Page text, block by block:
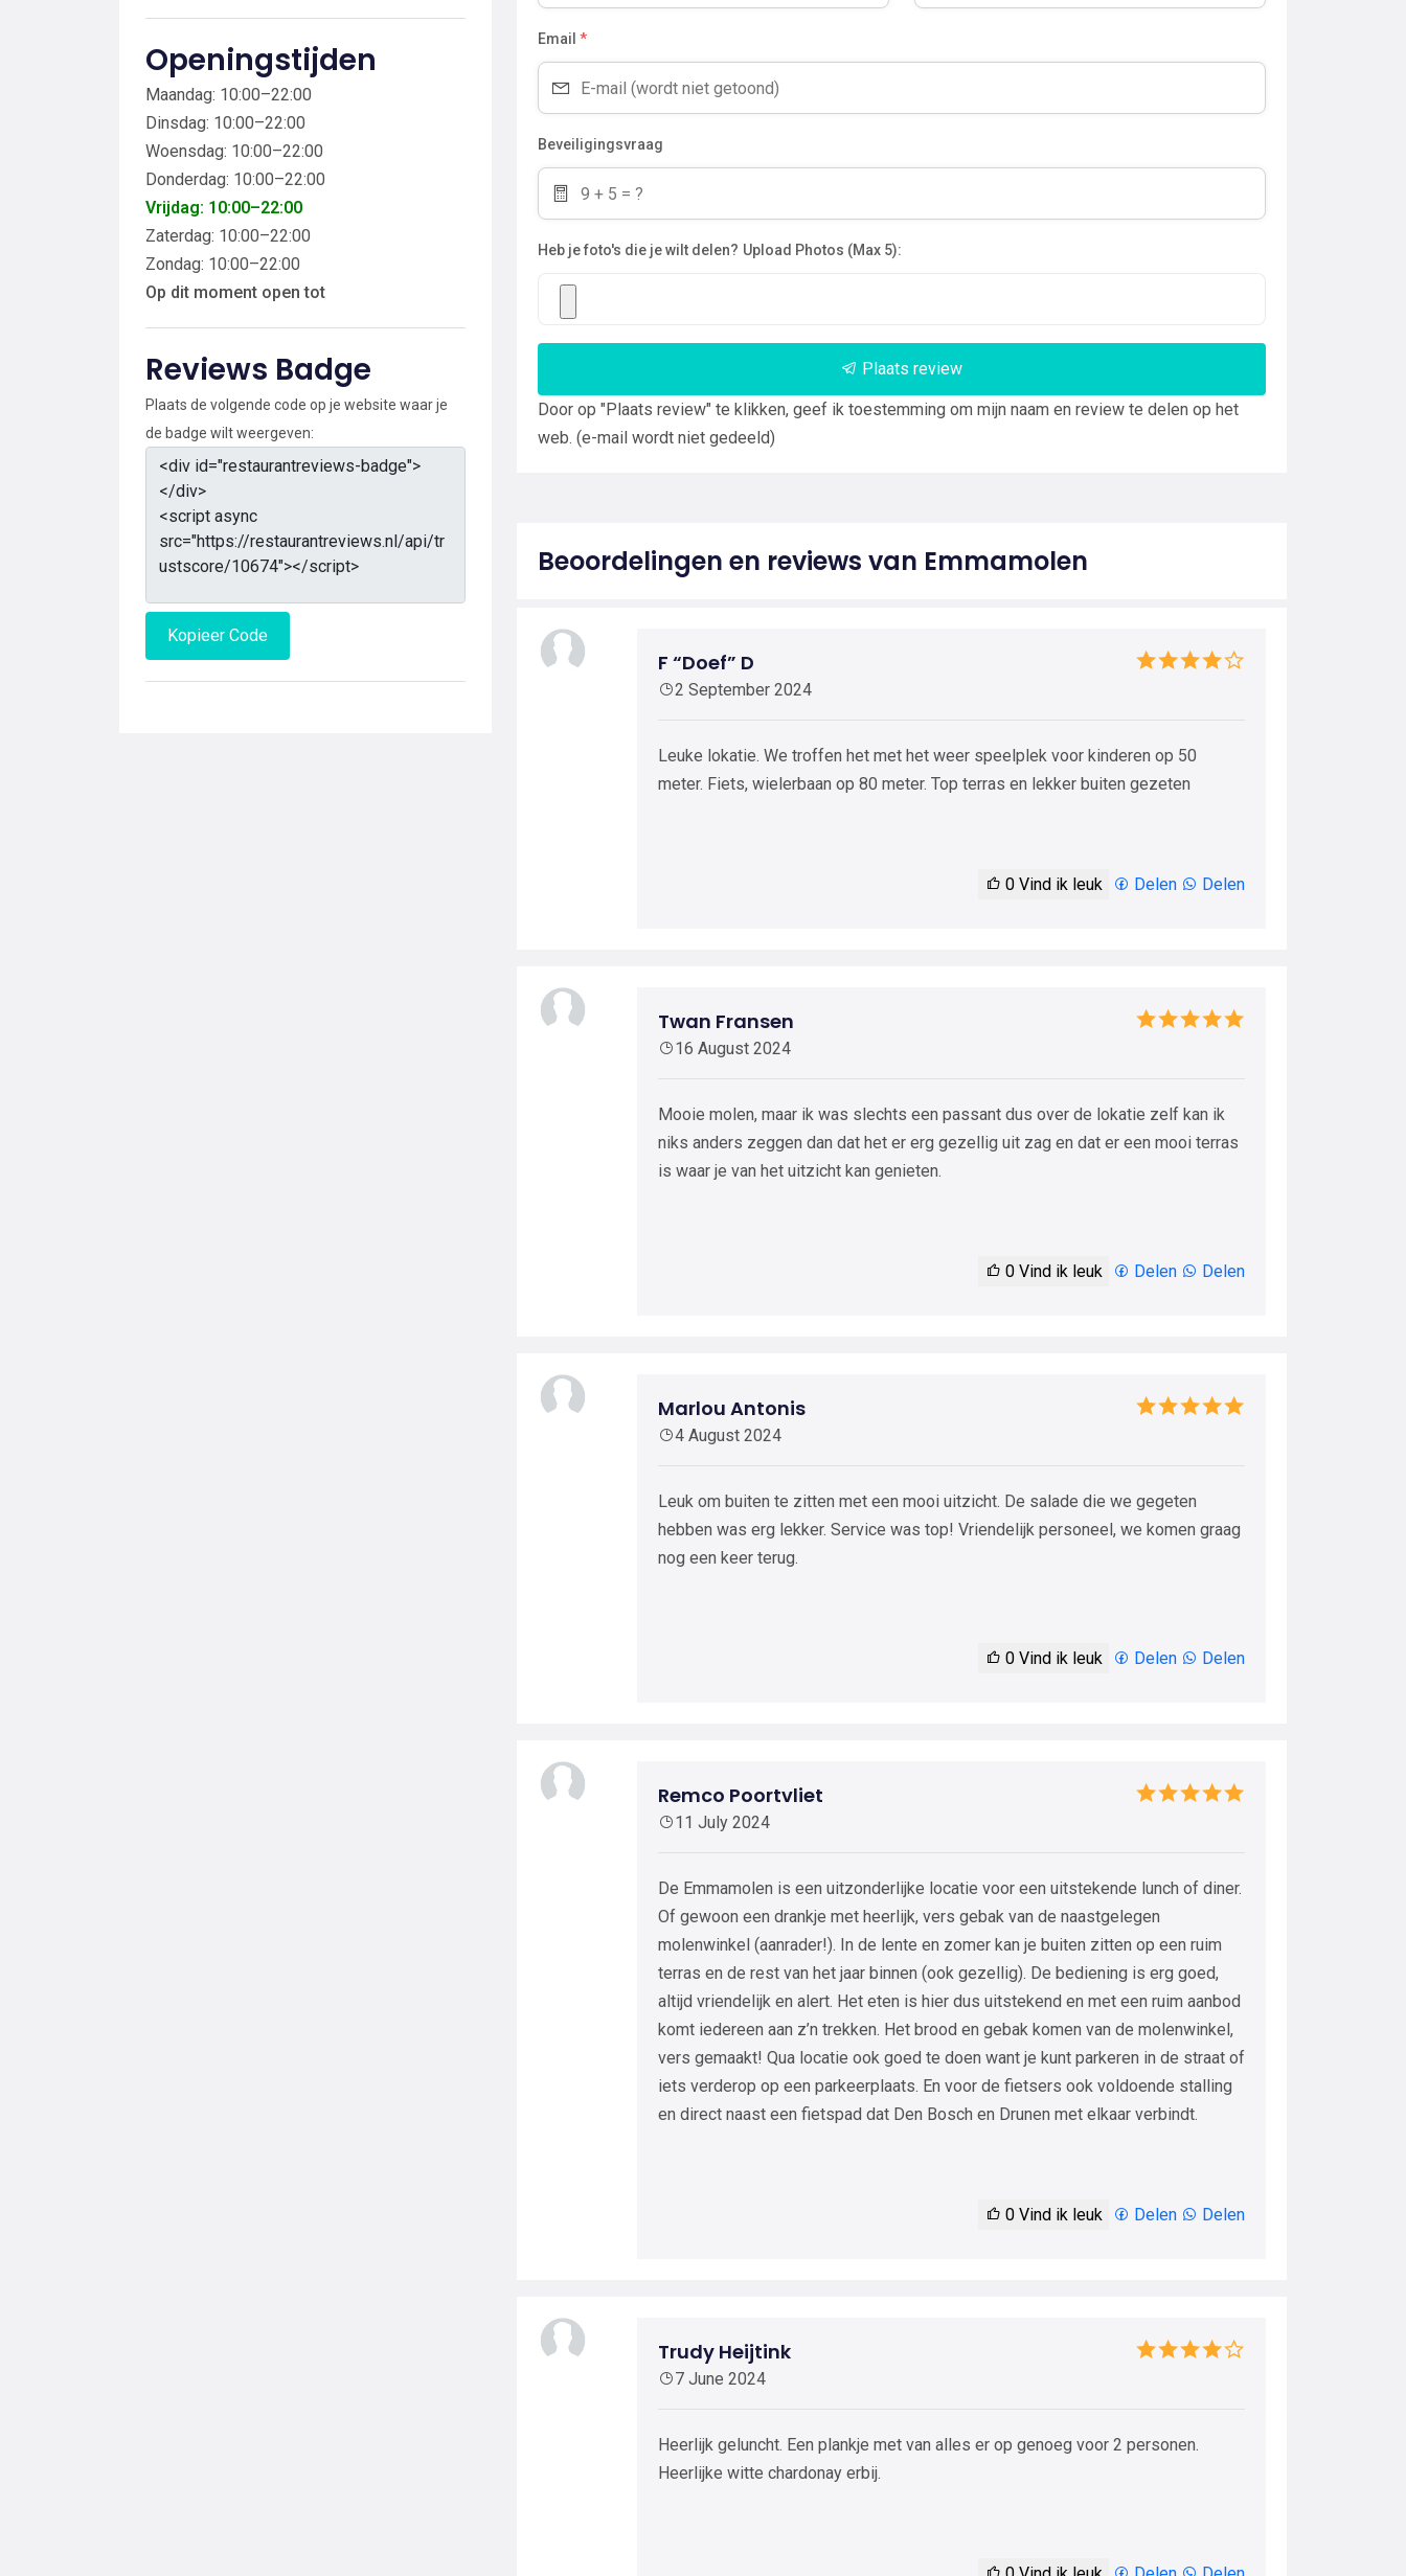
Openingstijden
Maandag: 10:00–22:00
Dinsdag: 10:00–22:00
Woensdag: 10:00–22:00
Donderdag: 10:00–22:00
Vrijdag: 10:00–22:00
Zaterdag: 10:00–22:00
Zondag: 10:00–22:00
Op dit moment open tot
Reviews Badge
Plaats de volgende code op je website waar je
de badge wilt weergeven:
Kopieer Code
Email *
Beveiligingsvraag
Heb je foto's die je wilt delen? Upload Photos (Max 5):
Plaats review
Door op "Plaats review" te klikken, geef ik toestemming om mijn naam en review te delen op het
web. (e-mail wordt niet gedeeld)
Beoordelingen en reviews van Emmamolen
F “Doef” D
2 September 2024
Leuke lokatie. We troffen het met het weer speelplek voor kinderen op 50
meter. Fiets, wielerbaan op 80 meter. Top terras en lekker buiten gezeten
0 Vind ik leuk Delen Delen
Twan Fransen
16 August 2024
Mooie molen, maar ik was slechts een passant dus over de lokatie zelf kan ik
niks anders zeggen dan dat het er erg gezellig uit zag en dat er een mooi terras
is waar je van het uitzicht kan genieten.
0 Vind ik leuk Delen Delen
Marlou Antonis
4 August 2024
Leuk om buiten te zitten met een mooi uitzicht. De salade die we gegeten
hebben was erg lekker. Service was top! Vriendelijk personeel, we komen graag
nog een keer terug.
0 Vind ik leuk Delen Delen
Remco Poortvliet
11 July 2024
De Emmamolen is een uitzonderlijke locatie voor een uitstekende lunch of diner.
Of gewoon een drankje met heerlijk, vers gebak van de naastgelegen
molenwinkel (aanrader!). In de lente en zomer kan je buiten zitten op een ruim
terras en de rest van het jaar binnen (ook gezellig). De bediening is erg goed,
altijd vriendelijk en alert. Het eten is hier dus uitstekend en met een ruim aanbod
komt iedereen aan z’n trekken. Het brood en gebak komen van de molenwinkel,
vers gemaakt! Qua locatie ook goed te doen want je kunt parkeren in de straat of
iets verderop op een parkeerplaats. En voor de fietsers ook voldoende stalling
en direct naast een fietspad dat Den Bosch en Drunen met elkaar verbindt.
0 Vind ik leuk Delen Delen
Trudy Heijtink
7 June 2024
Heerlijk geluncht. Een plankje met van alles er op genoeg voor 2 personen.
Heerlijke witte chardonay erbij.